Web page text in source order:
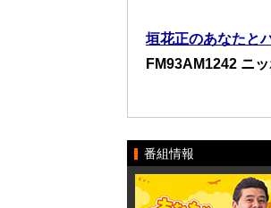
垣花正のあなたと
FM93AM1242 ニ
番組情報